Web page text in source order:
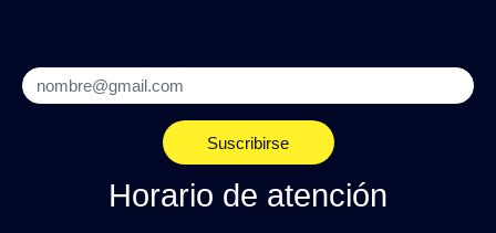
Email
Suscribirse
Horario de atención